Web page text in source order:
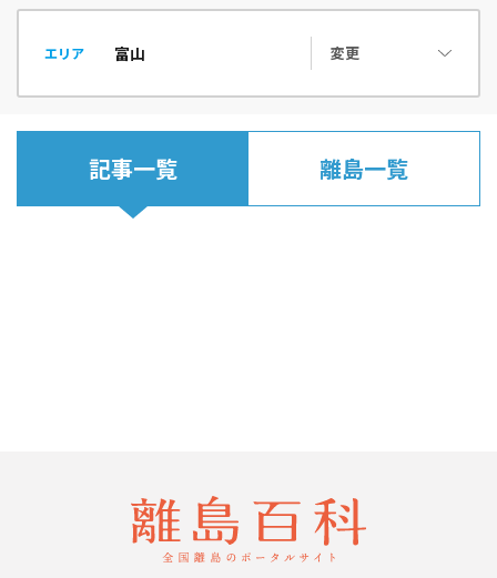
エリア 変更
記事一覧 離島一覧